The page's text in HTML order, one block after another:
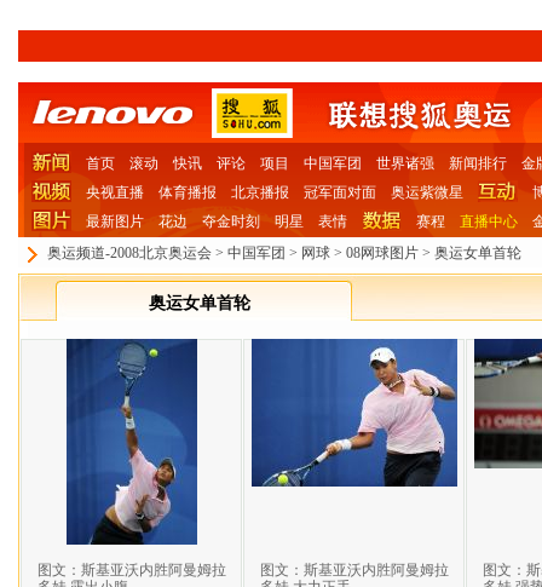
首页 滚动 快讯 评论 项目 中国军团 世界诸强 新闻排行
金
央视直播
体育播报 北京播报 冠军面对面 奥运紫微星
最新图片
花边 夺金时刻 明星 表情 赛程 直播中心
奥运频道-2008北京奥运会 > 中国军团 > 网球 > 08网球图片 > 奥运女单首轮
奥运女单首轮
图文：斯基亚沃内胜阿曼姆拉
图文：斯基亚沃内胜阿曼姆拉
图文：